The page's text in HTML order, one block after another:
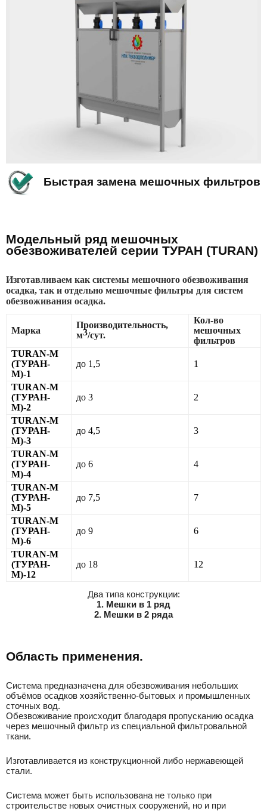
Быстрая замена мешочных фильтров
Модельный ряд мешочных
обезвоживателей серии ТУРАН (TURAN)
Изготавливаем как системы мешочного обезвоживания
осадка, так и отдельно мешочные фильтры для систем
обезвоживания осадка.
Марка
Производительность,
м3/сут.
Кол-во
мешочных
фильтров
TURAN-М
(ТУРАН-
М)-1
до 1,5 1
TURAN-М
(ТУРАН-
М)-2
до 3 2
TURAN-М
(ТУРАН-
М)-3
до 4,5 3
TURAN-М
(ТУРАН-
М)-4
до 6 4
TURAN-М
(ТУРАН-
М)-5
до 7,5 7
TURAN-М
(ТУРАН-
М)-6
до 9 6
TURAN-М
(ТУРАН-
М)-12
до 18 12
Два типа конструкции:
1. Мешки в 1 ряд
2. Мешки в 2 ряда
Область применения.
Система предназначена для обезвоживания небольших
объёмов осадков хозяйственно-бытовых и промышленных
сточных вод.
Обезвоживание происходит благодаря пропусканию осадка
через мешочный фильтр из специальной фильтровальной
ткани.
Изготавливается из конструкционной либо нержавеющей
стали.
Система может быть использована не только при
строительстве новых очистных сооружений, но и при